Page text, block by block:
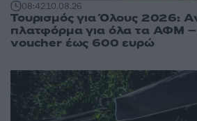
08:4210.08.26
Τουρισμός για Όλους 2026:
πλατφόρμα για όλα τα ΑΦΜ
voucher έως 600 ευρώ